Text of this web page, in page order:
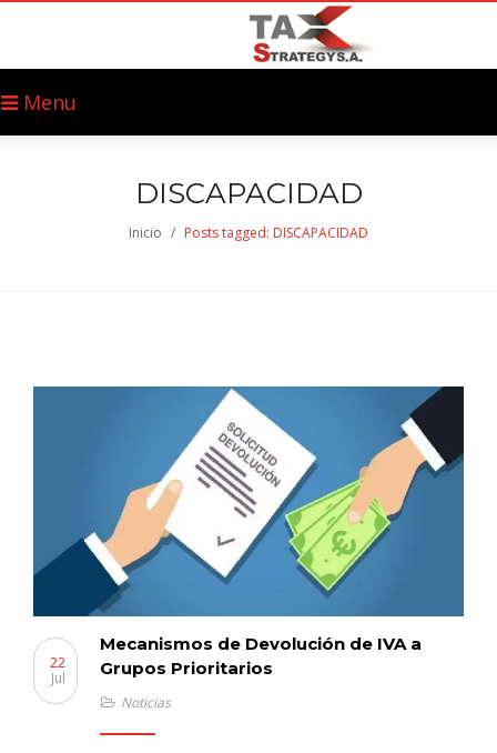
Menu
DISCAPACIDAD
Inicio / Posts tagged: DISCAPACIDAD
Mecanismos de Devolución de IVA a
Grupos Prioritarios
22
Jul
Noticias